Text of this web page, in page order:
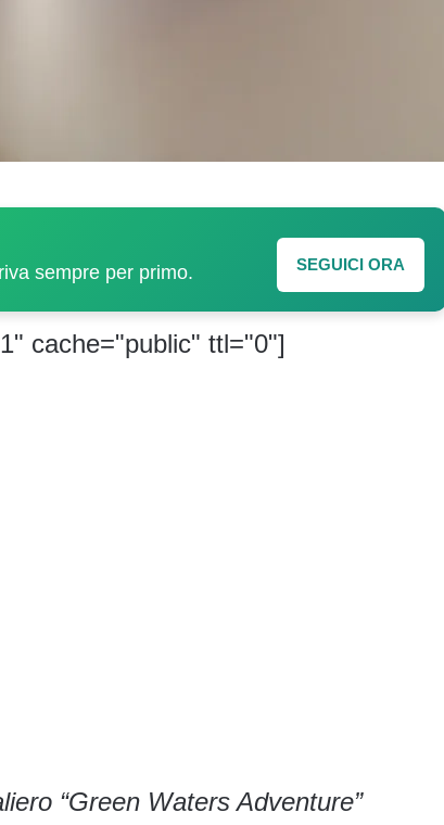
sempre per primo.
SEGUICI ORA
cache="public" ttl="0"]
“Green Waters Adventure”